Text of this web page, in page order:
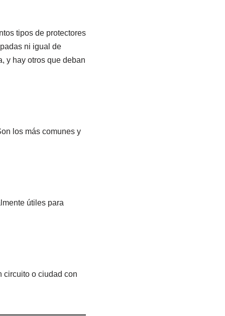
tipos de protectores
ni igual de
y hay otros que deban
los más comunes y
útiles para
circuito o ciudad con